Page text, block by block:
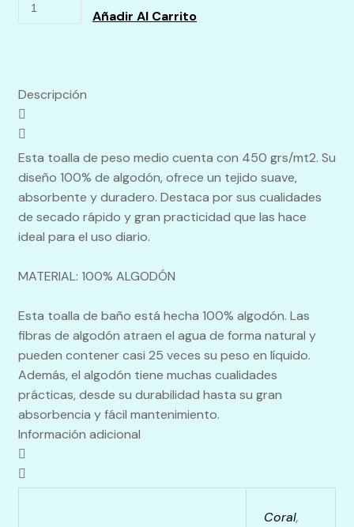
Añadir Al Carrito
Descripción
Esta toalla de peso medio cuenta con 450 grs/mt2. Su
diseño 100% de algodón, ofrece un tejido suave,
absorbente y duradero. Destaca por sus cualidades
de secado rápido y gran practicidad que las hace
ideal para el uso diario.
MATERIAL: 100% ALGODÓN
Esta toalla de baño está hecha 100% algodón. Las
fibras de algodón atraen el agua de forma natural y
pueden contener casi 25 veces su peso en líquido.
Además, el algodón tiene muchas cualidades
prácticas, desde su durabilidad hasta su gran
absorbencia y fácil mantenimiento.
Información adicional
Coral,